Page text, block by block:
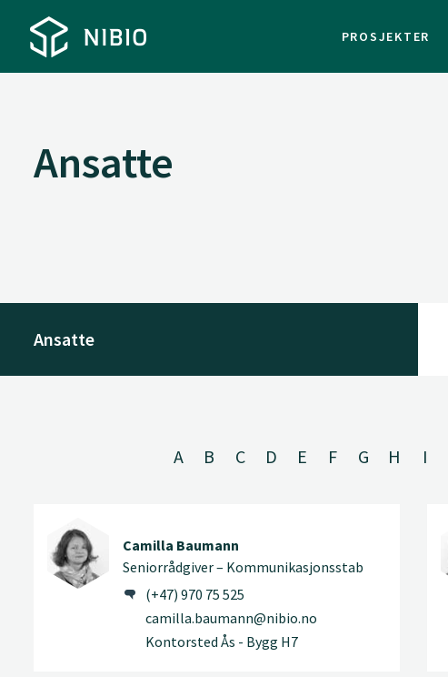
PROSJEKTER
Ansatte
Ansatte
A B C D E F G H I
Camilla Baumann
Seniorrådgiver – Kommunikasjonsstab
(+47) 970 75 525
camilla.baumann@nibio.no
Kontorsted Ås - Bygg H7